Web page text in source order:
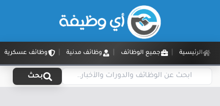
الرئيسية جميع الوظائف وظائف مدنية وظائف عسكرية
بحث